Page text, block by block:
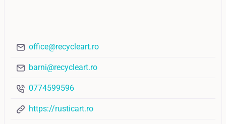
office@recycleart.ro
barni@recycleart.ro
0774599596
https://rusticart.ro